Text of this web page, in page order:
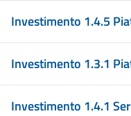
Investimento 1.4.5
Investimento 1.3.1
Investimento 1.4.1